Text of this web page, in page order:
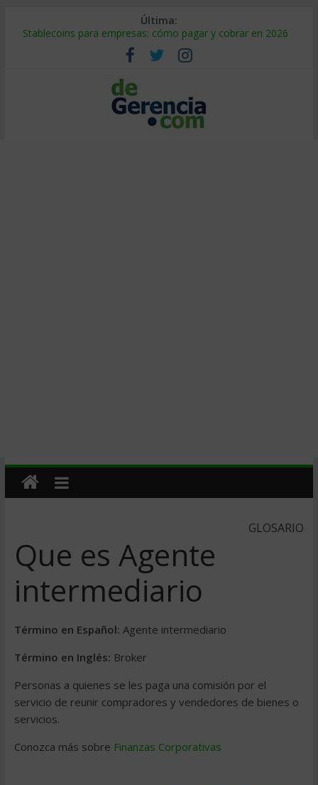
Última:
Stablecoins para empresas: cómo pagar y cobrar en 2026
Despido silencioso: qué es y por qué sale tan caro
IA en selección de personal: cómo auditarla a tiempo
Trabajo forzoso en la cadena de suministro: qué hacer
Mercado hispano de EE. UU.: cómo segmentarlo y venderle
GLOSARIO
Que es Agente
intermediario
Término en Español: Agente intermediario
Término en Inglés: Broker
Personas a quienes se les paga una comisión por el
servicio de reunir compradores y vendedores de bienes o
servicios.
Conozca más sobre Finanzas Corporativas